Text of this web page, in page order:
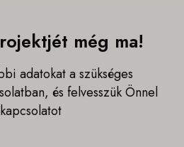
még ma!
adatokat a szükséges
és felvesszük Önnel